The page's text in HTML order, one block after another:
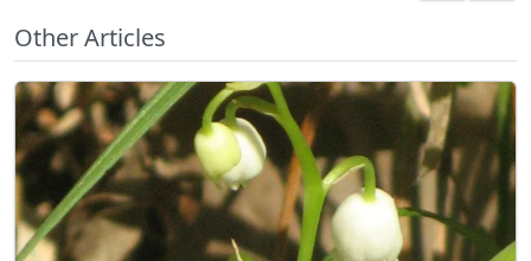
Other Articles